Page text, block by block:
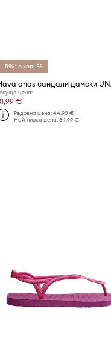
-5%* с код: FS
цена:
€
Редовна цена: 44,90 €
Най-ниска цена: 34,99 €